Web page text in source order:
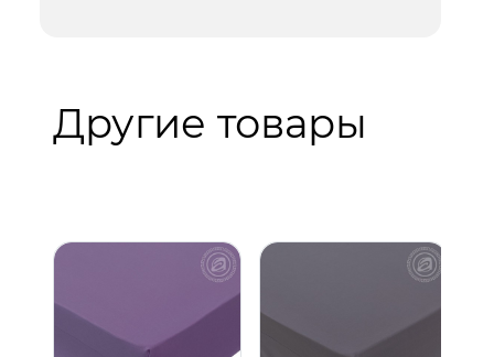
Другие товары